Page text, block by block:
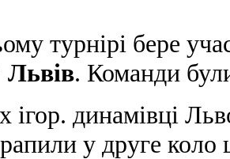
турнірі бере
. Команди
ігор. динамівці
у друге коло